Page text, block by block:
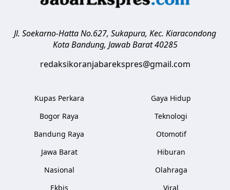
Jl. Soekarno-Hatta No.627, Sukapura, Kec. Kiaracondong
Kota Bandung, Jawab Barat 40285
redaksikoranjabarekspres@gmail.com
Kupas Perkara
Bogor Raya
Bandung Raya
Jawa Barat
Nasional
Ekbis
Gaya Hidup
Teknologi
Otomotif
Hiburan
Olahraga
Viral